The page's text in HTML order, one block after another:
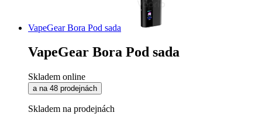
VapeGear Bora Pod sada
VapeGear Bora Pod sada
Skladem online
a na 48 prodejnách
Skladem na prodejnách